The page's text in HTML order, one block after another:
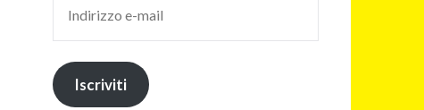
Iscriviti